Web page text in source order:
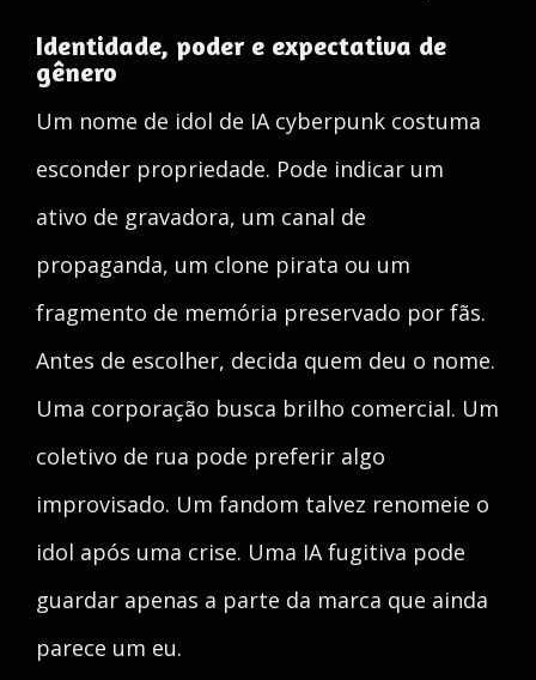
Identidade, poder e expectativa de
gênero
Um nome de idol de IA cyberpunk costuma
esconder propriedade. Pode indicar um
ativo de gravadora, um canal de
propaganda, um clone pirata ou um
fragmento de memória preservado por fãs.
Antes de escolher, decida quem deu o nome.
Uma corporação busca brilho comercial. Um
coletivo de rua pode preferir algo
improvisado. Um fandom talvez renomeie o
idol após uma crise. Uma IA fugitiva pode
guardar apenas a parte da marca que ainda
parece um eu.